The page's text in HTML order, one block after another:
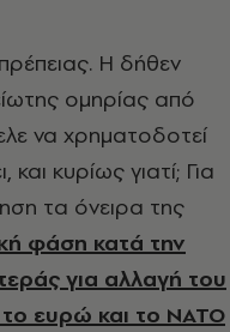
Η δήθεν
ομηρίας από
να χρηματοδοτεί
κυρίως γιατί; Για
τα όνειρα της
φάση κατά την
για αλλαγή του
ευρώ και το ΝΑΤΟ